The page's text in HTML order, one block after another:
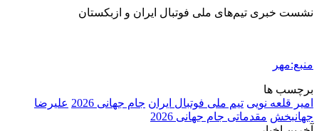
نشست خبری تیم‌های ملی فوتبال ایران و ازبکستان
منبع:مهر
برچسب ها
امیر قلعه نویی تیم ملی فوتبال ایران جام جهانی 2026
علیرضا
جهانبخش مقدماتی جام جهانی 2026